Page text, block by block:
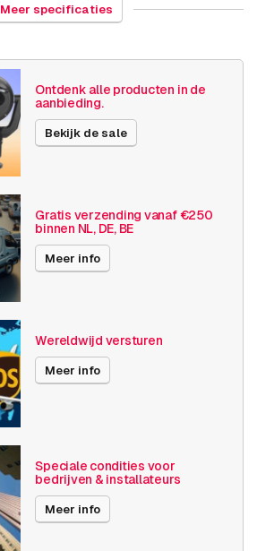
852589
1000 gram
Buiten camera
1080p (2MP)
Q86
H264
H265
Meer specificaties
Ontdenk alle producten in de
aanbieding.
Bekijk de sale
Gratis verzending vanaf €250
binnen NL, DE, BE
Meer info
Wereldwijd versturen
Meer info
Speciale condities voor
bedrijven & installateurs
Meer info